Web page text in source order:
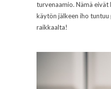
turvenaamio. Nämä eivät
käytön jälkeen iho tuntuu
raikkaalta!